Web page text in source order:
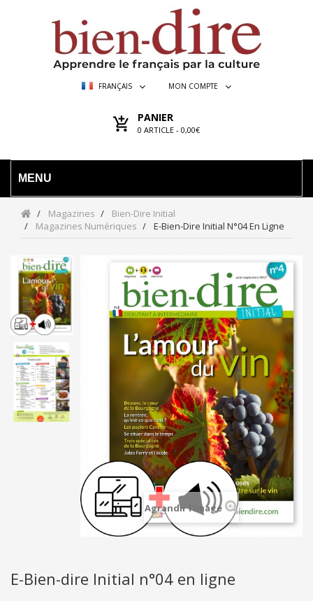
FRANÇAIS MON COMPTE
PANIER
0 ARTICLE - 0,00€
MENU
Magazines
Bien-Dire Initial
Magazines Numériques
E-Bien-Dire Initial N°04 En Ligne
Agrandir l'image
E-Bien-dire Initial n°04 en ligne